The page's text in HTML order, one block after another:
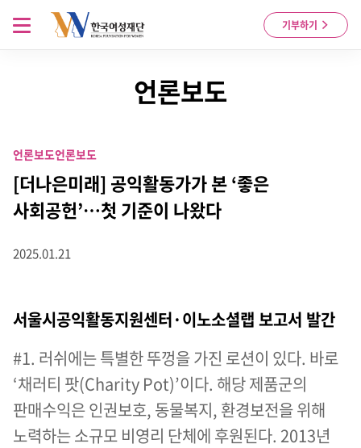
Skip to content
기부하기
메뉴 열기
언론보도
언론보도언론보도
[더나은미래] 공익활동가가 본 ‘좋은
사회공헌’…첫 기준이 나왔다
2025.01.21
서울시공익활동지원센터·이노소셜랩 보고서 발간
#1. 러쉬에는 특별한 뚜껑을 가진 로션이 있다. 바로
‘채러티 팟(Charity Pot)’이다. 해당 제품군의
판매수익은 인권보호, 동물복지, 환경보전을 위해
노력하는 소규모 비영리 단체에 후원된다. 2013년